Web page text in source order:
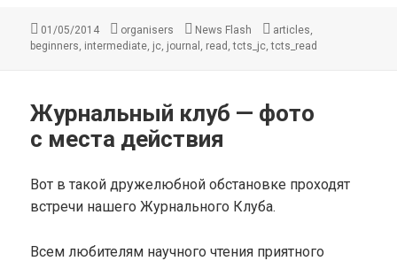
Опубликовано
01/05/2014 Автор
organisers Рубрики
News Flash Метки
articles,
beginners, intermediate, jc, journal , read,tcts_jc,tсts_read
Журнальный клуб — фото
с места действия
Вот в такой дружелюбной обстановке проходят
встречи нашего Журнального Клуба.
Всем любителям научного чтения приятного